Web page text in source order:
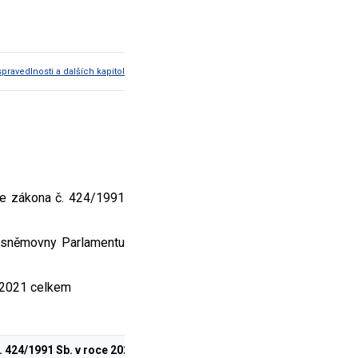
a dalších kapitol
zákona č. 424/1991
Parlamentu
celkem
1991 Sb. v roce 2021 (v Kč)